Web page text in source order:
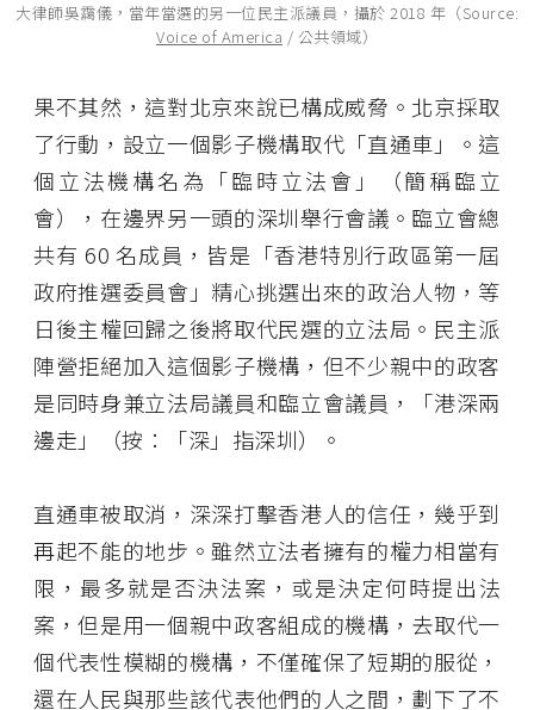
大律師吳靄儀，當年當選的另一位民主派議員，攝於 2018 年（Source:
Voice of America / 公共領域）
果不其然，這對北京來說已構成威脅。北京採取
了行動，設立一個影子機構取代「直通車」。這
個立法機構名為「臨時立法會」（簡稱臨立
會），在邊界另一頭的深圳舉行會議。臨立會總
共有 60 名成員，皆是「香港特別行政區第一屆
政府推選委員會」精心挑選出來的政治人物，等
日後主權回歸之後將取代民選的立法局。民主派
陣營拒絕加入這個影子機構，但不少親中的政客
是同時身兼立法局議員和臨立會議員，「港深兩
邊走」（按：「深」指深圳）。
直通車被取消，深深打擊香港人的信任，幾乎到
再起不能的地步。雖然立法者擁有的權力相當有
限，最多就是否決法案，或是決定何時提出法
案，但是用一個親中政客組成的機構，去取代一
個代表性模糊的機構，不僅確保了短期的服從，
還在人民與那些該代表他們的人之間，劃下了不